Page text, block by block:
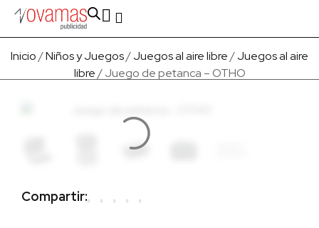
Inicio/Niños y Juegos/Juegos al aire libre/Juegos al aire
libre/ Juego de petanca – OTHO
Compartir: